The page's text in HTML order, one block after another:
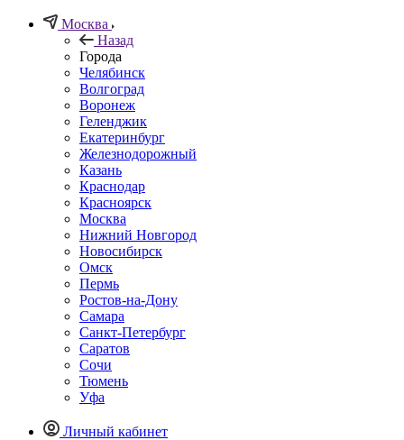
Москва
Назад
Города
Челябинск
Волгоград
Воронеж
Геленджик
Екатеринбург
Железнодорожный
Казань
Краснодар
Красноярск
Москва
Нижний Новгород
Новосибирск
Омск
Пермь
Ростов-на-Дону
Самара
Санкт-Петербург
Саратов
Сочи
Тюмень
Уфа
Личный кабинет